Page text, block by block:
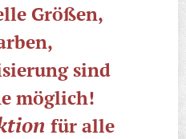
Größen,
sind
möglich!
für alle